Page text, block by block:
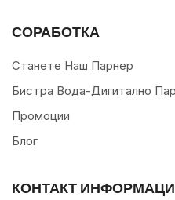
СОРАБОТКА
Станете Наш Парнер
Бистра Вода-Дигитално
Промоции
Блог
КОНТАКТ